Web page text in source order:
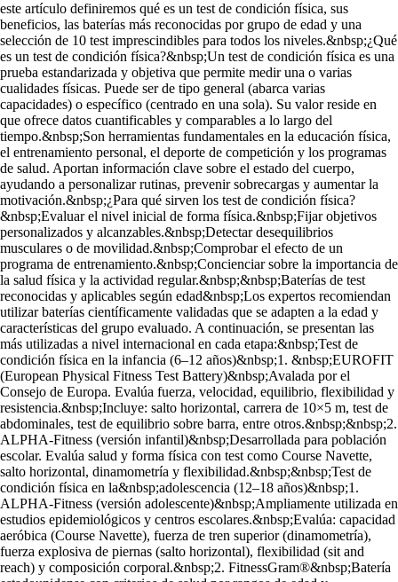
este artículo definiremos qué es un test de condición física, sus
beneficios, las baterías más reconocidas por grupo de edad y una
selección de 10 test imprescindibles para todos los niveles.&nbsp;¿Qué
es un test de condición física?&nbsp;Un test de condición física es una
prueba estandarizada y objetiva que permite medir una o varias
cualidades físicas. Puede ser de tipo general (abarca varias
capacidades) o específico (centrado en una sola). Su valor reside en
que ofrece datos cuantificables y comparables a lo largo del
tiempo.&nbsp;Son herramientas fundamentales en la educación física,
el entrenamiento personal, el deporte de competición y los programas
de salud. Aportan información clave sobre el estado del cuerpo,
ayudando a personalizar rutinas, prevenir sobrecargas y aumentar la
motivación.&nbsp;¿Para qué sirven los test de condición física?
&nbsp;Evaluar el nivel inicial de forma física.&nbsp;Fijar objetivos
personalizados y alcanzables.&nbsp;Detectar desequilibrios
musculares o de movilidad.&nbsp;Comprobar el efecto de un
programa de entrenamiento.&nbsp;Concienciar sobre la importancia de
la salud física y la actividad regular.&nbsp;&nbsp;Baterías de test
reconocidas y aplicables según edad&nbsp;Los expertos recomiendan
utilizar baterías científicamente validadas que se adapten a la edad y
características del grupo evaluado. A continuación, se presentan las
más utilizadas a nivel internacional en cada etapa:&nbsp;Test de
condición física en la infancia (6–12 años)&nbsp;1. &nbsp;EUROFIT
(European Physical Fitness Test Battery)&nbsp;Avalada por el
Consejo de Europa. Evalúa fuerza, velocidad, equilibrio, flexibilidad y
resistencia.&nbsp;Incluye: salto horizontal, carrera de 10×5 m, test de
abdominales, test de equilibrio sobre barra, entre otros.&nbsp;&nbsp;2.
ALPHA-Fitness (versión infantil)&nbsp;Desarrollada para población
escolar. Evalúa salud y forma física con test como Course Navette,
salto horizontal, dinamometría y flexibilidad.&nbsp;&nbsp;Test de
condición física en la&nbsp;adolescencia (12–18 años)&nbsp;1.
ALPHA-Fitness (versión adolescente)&nbsp;Ampliamente utilizada en
estudios epidemiológicos y centros escolares.&nbsp;Evalúa: capacidad
aeróbica (Course Navette), fuerza de tren superior (dinamometría),
fuerza explosiva de piernas (salto horizontal), flexibilidad (sit and
reach) y composición corporal.&nbsp;2. FitnessGram®&nbsp;Batería